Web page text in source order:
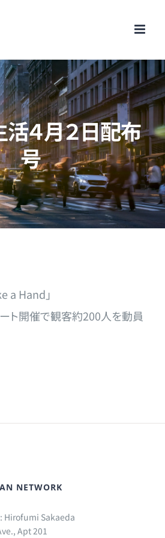
４月２日配布
号
a Hand」
ート開催で観客約200人を動員
NETWORK
Hirofumi Sakaeda
Apt 201